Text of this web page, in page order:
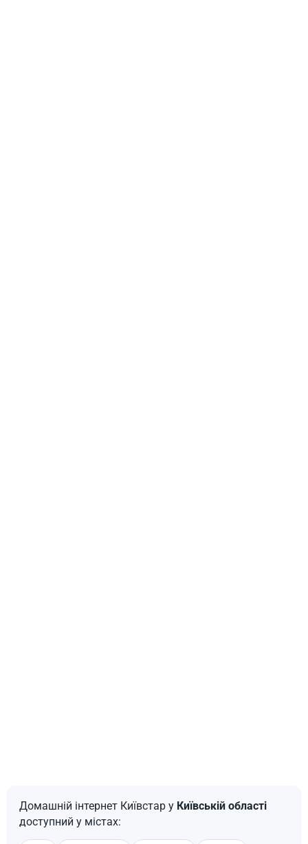
Домашній інтернет Київстар у Київській області
доступний у містах: